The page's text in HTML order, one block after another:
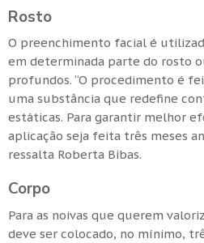
Rosto
O preenchimento facial é
em determinada parte do rosto
profundos. “O procedimento é
uma substância que redefine
estáticas. Para garantir melhor
aplicação seja feita três meses
ressalta Roberta Bibas.
Corpo
Para as noivas que querem
deve ser colocado, no mínimo,